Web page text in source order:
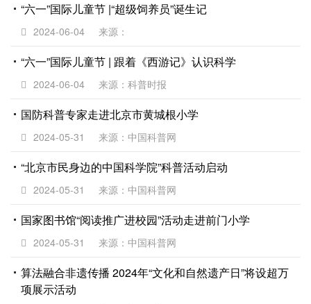
“六一”国际儿童节 |“超级饲养员”诞生记
2024-06-04 来源：
“六一”国际儿童节 | 跟着《西游记》认识科学
2024-06-04 来源：科普时报
国防科普专家走进北京市黄城根小学
2024-05-31 来源：中国科普网
“北京市民身边的中国科学院”科普活动启动
2024-05-31 来源：中国科普网
国家图书馆“阅读推广进校园”活动走进前门小学
2024-05-31 来源：中国科普网
算法融合非遗传播 2024年“文化和自然遗产日”将设超万
项展示活动